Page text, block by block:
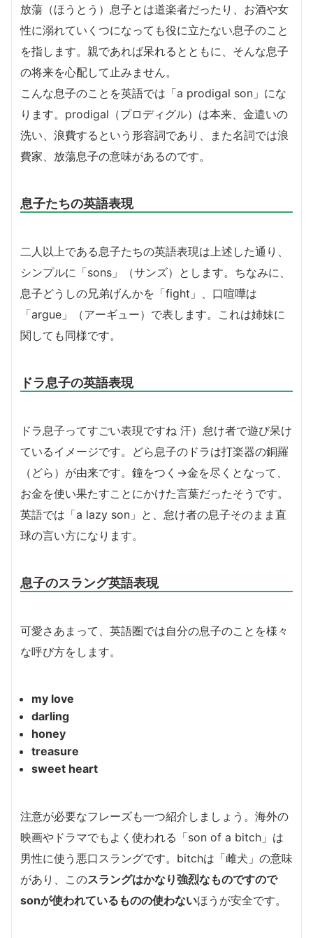
放蕩（ほうとう）息子とは道楽者だったり、お酒や女
性に溺れていくつになっても役に立たない息子のこと
を指します。親であれば呆れるとともに、そんな息子
の将来を心配して止みません。
こんな息子のことを英語では「a prodigal son」にな
ります。prodigal（プロディグル）は本来、金遣いの
洗い、浪費するという形容詞であり、また名詞では浪
費家、放蕩息子の意味があるのです。
息子たちの英語表現
二人以上である息子たちの英語表現は上述した通り、
シンプルに「sons」（サンズ）とします。ちなみに、
息子どうしの兄弟げんかを「fight」、口喧嘩は
「argue」（アーギュー）で表します。これは姉妹に
関しても同様です。
ドラ息子の英語表現
ドラ息子ってすごい表現ですね 汗）怠け者で遊び呆け
ているイメージです。どら息子のドラは打楽器の銅羅
（どら）が由来です。鐘をつく→金を尽くとなって、
お金を使い果たすことにかけた言葉だったそうです。
英語では「a lazy son」と、怠け者の息子そのまま直
球の言い方になります。
息子のスラング英語表現
可愛さあまって、英語圏では自分の息子のことを様々
な呼び方をします。
my love
darling
honey
treasure
sweet heart
注意が必要なフレーズも一つ紹介しましょう。海外の
映画やドラマでもよく使われる「son of a bitch」は
男性に使う悪口スラングです。bitchは「雌犬」の意味
があり、このスラングはかなり強烈なものですので
sonが使われているものの使わないほうが安全です。